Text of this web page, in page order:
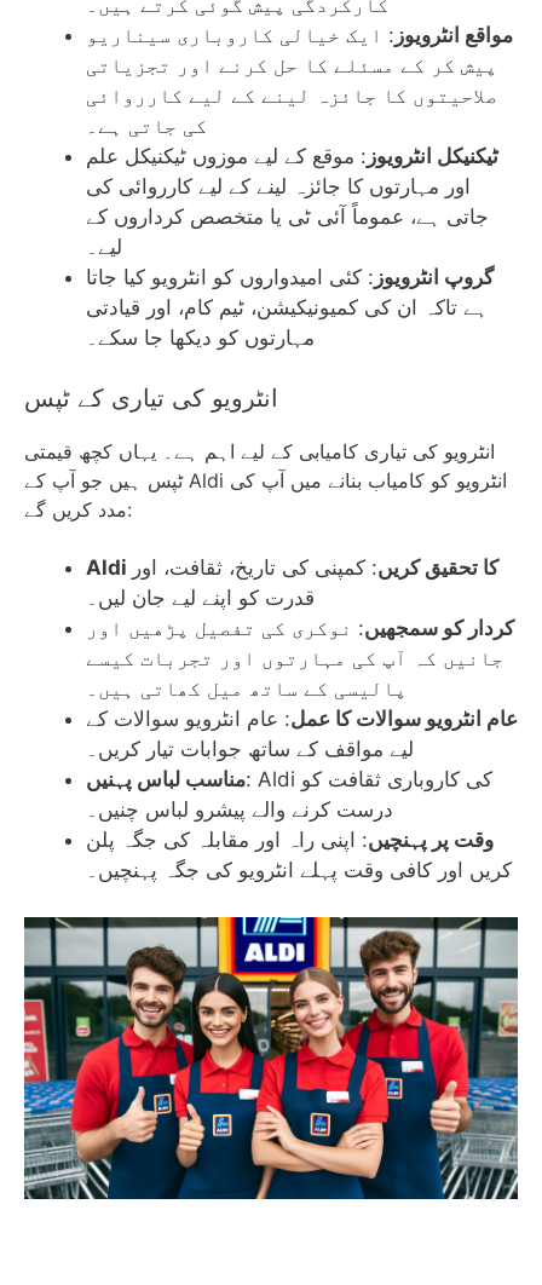
مواقع انٹرویوز : ایک خیالی کاروباری سیناریو
پیش کر کے مسئلے کا حل کرنے اور تجزیاتی
صلاحیتوں کا جائزہ لینے کے لیے کارروائی
کی جاتی ہے۔
ٹیکنیکل انٹرویوز : موقع کے لیے موزوں ٹیکنیکل علم
اور مہارتوں کا جائزہ لینے کے لیے کارروائی کی
جاتی ہے، عموماً آئی ٹی یا متخصص کرداروں کے
لیے۔
گروپ انٹرویوز : کئی امیدواروں کو انٹرویو کیا جاتا
ہے تاکہ ان کی کمیونیکیشن، ٹیم کام، اور قیادتی
مہارتوں کو دیکھا جا سکے۔
انٹرویو کی تیاری کے ٹپس
انٹرویو کی تیاری کامیابی کے لیے اہم ہے۔ یہاں کچھ قیمتی
ٹپس ہیں جو آپ کے Aldi انٹرویو کو کامیاب بنانے میں آپ کی
مدد کریں گے:
Aldi کا تحقیق کریں: کمپنی کی تاریخ، ثقافت، اور
قدرت کو اپنے لیے جان لیں۔
کردار کو سمجھیں: نوکری کی تفصیل پڑھیں اور
جانیں کہ آپ کی مہارتوں اور تجربات کیسے
پالیسی کے ساتھ میل کھاتی ہیں۔
عام انٹرویو سوالات کا عمل: عام انٹرویو سوالات کے
لیے مواقف کے ساتھ جوابات تیار کریں۔
مناسب لباس پہنیں: Aldi کی کاروباری ثقافت کو
درست کرنے والے پیشرو لباس چنیں۔
وقت پر پہنچیں: اپنی راہ اور مقابلہ کی جگہ پلن
کریں اور کافی وقت پہلے انٹرویو کی جگہ پہنچیں۔